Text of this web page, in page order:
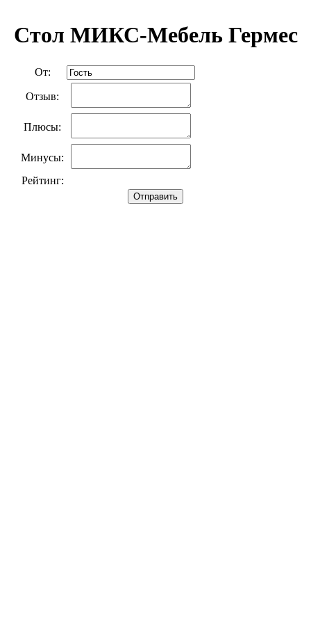
Стол МИКС-Мебель Гермес
От:
Отзыв:
Плюсы:
Минусы:
Рейтинг:
Отправить